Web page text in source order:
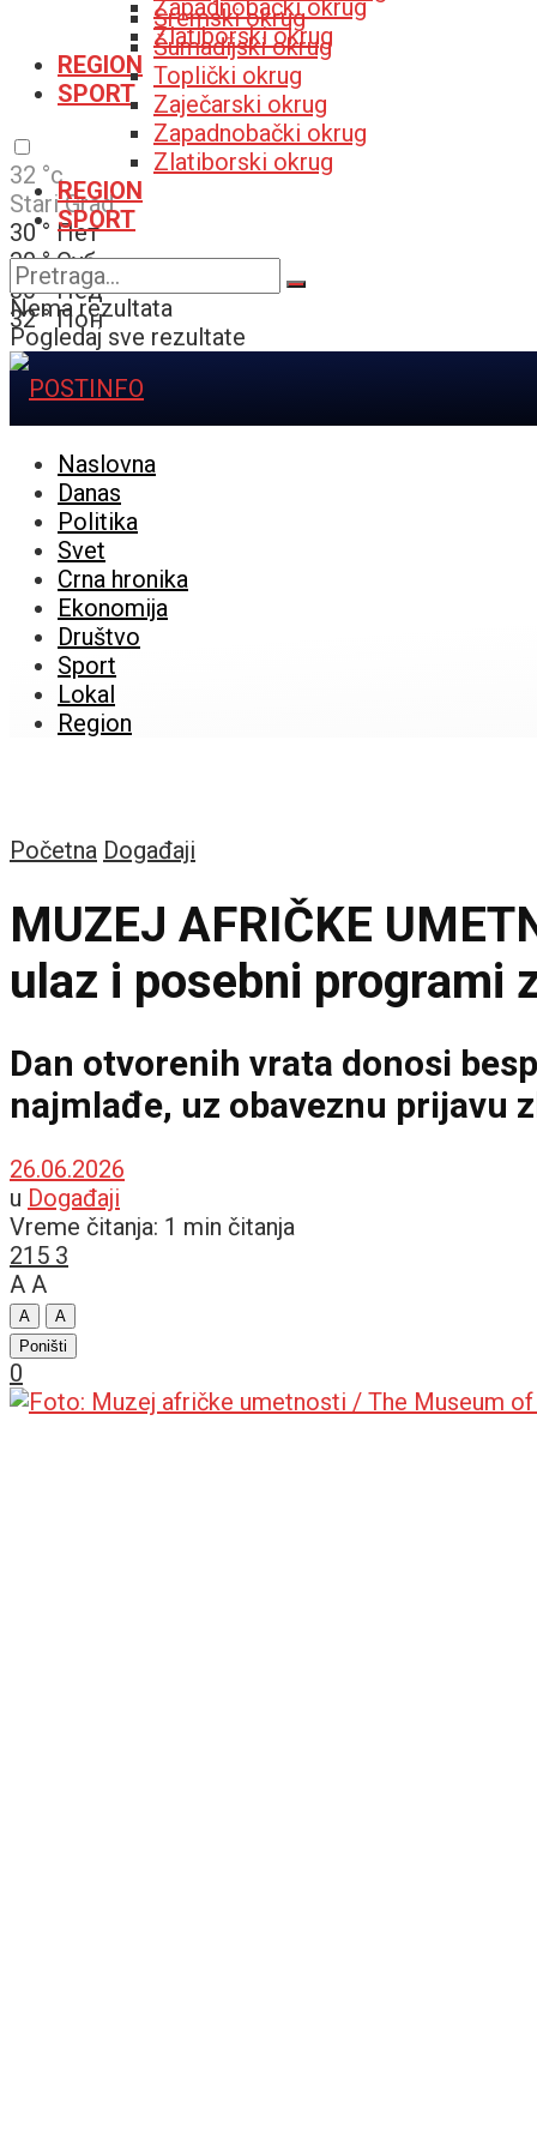
Zapadnobački okrug
Zlatiborski okrug
REGION
SPORT
32 °c
Stari Grad
30 ° Пет
30 ° Суб
30 ° Нед
32 ° Пон
Sremski okrug
Šumadijski okrug
Toplički okrug
Zaječarski okrug
Zapadnobački okrug
Zlatiborski okrug
REGION
SPORT
Nema rezultata
Pogledaj sve rezultate
Naslovna
Danas
Politika
Svet
Crna hronika
Ekonomija
Društvo
Sport
Lokal
Region
Početna Događaji
MUZEJ AFRIČKE
ulaz i posebni programi
Dan otvorenih vrata donosi
najmlađe, uz obaveznu prijavu
26.06.2026
u Događaji
Vreme čitanja: 1 min čitanja
215 3
A A
A
A
Poništi
0